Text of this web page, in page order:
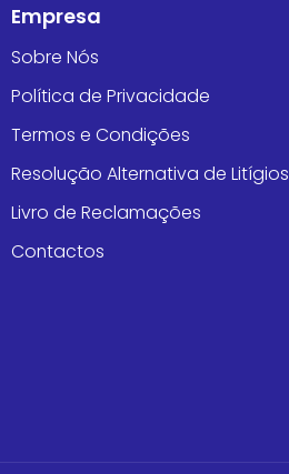
Empresa
Sobre Nós
Política de Privacidade
Termos e Condições
Resolução Alternativa de Litígios
Livro de Reclamações
Contactos